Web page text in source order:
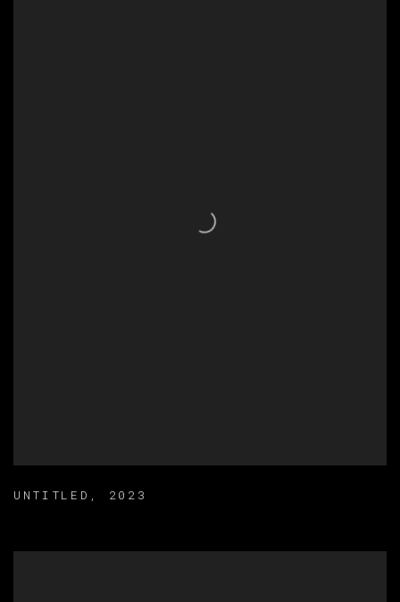
UNTITLED , 2023